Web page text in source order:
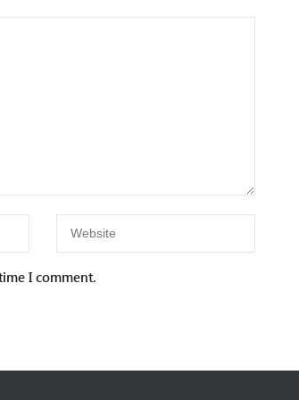
I comment.